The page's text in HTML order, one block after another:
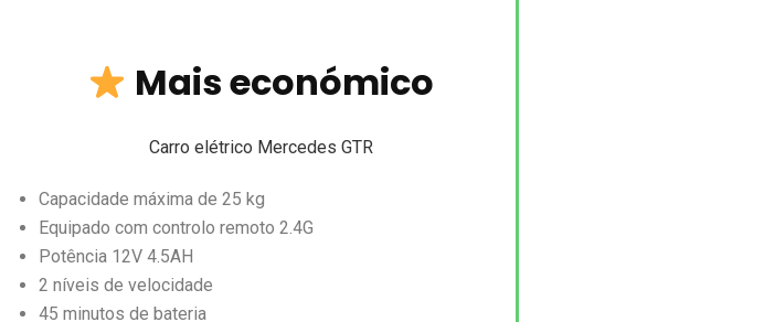
Mais económico
Carro elétrico Mercedes GTR
Capacidade máxima de 25 kg
Equipado com controlo remoto 2.4G
Potência 12V 4.5AH
2 níveis de velocidade
45 minutos de bateria